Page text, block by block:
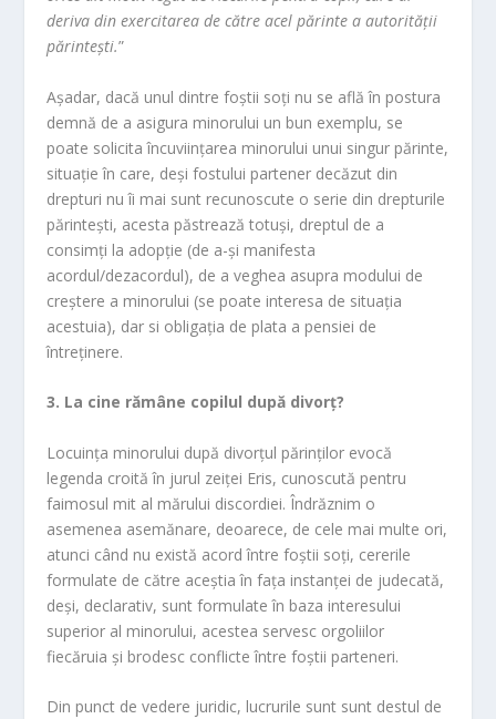
deriva din exercitarea de către acel părinte a autorităţii
părinteşti.”
Așadar, dacă unul dintre foștii soți nu se află în postura
demnă de a asigura minorului un bun exemplu, se
poate solicita încuviințarea minorului unui singur părinte,
situație în care, deși fostului partener decăzut din
drepturi nu îi mai sunt recunoscute o serie din drepturile
părintești, acesta păstrează totuși, dreptul de a
consimți la adopție (de a-și manifesta
acordul/dezacordul), de a veghea asupra modului de
creștere a minorului (se poate interesa de situația
acestuia), dar si obligația de plata a pensiei de
întreținere.
3. La cine rămâne copilul după divorț?
Locuința minorului după divorțul părinților evocă
legenda croită în jurul zeiței Eris, cunoscută pentru
faimosul mit al mărului discordiei. Îndrăznim o
asemenea asemănare, deoarece, de cele mai multe ori,
atunci când nu există acord între foștii soți, cererile
formulate de către aceștia în fața instanței de judecată,
deși, declarativ, sunt formulate în baza interesului
superior al minorului, acestea servesc orgoliilor
fiecăruia și brodesc conflicte între foștii parteneri.
Din punct de vedere juridic, lucrurile sunt sunt destul de